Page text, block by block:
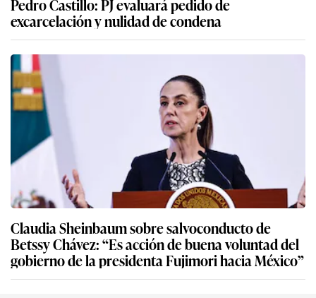
excarcelación y nulidad de condena
Claudia Sheinbaum sobre salvoconducto de
Betssy Chávez: “Es acción de buena voluntad del
gobierno de la presidenta Fujimori hacia México”